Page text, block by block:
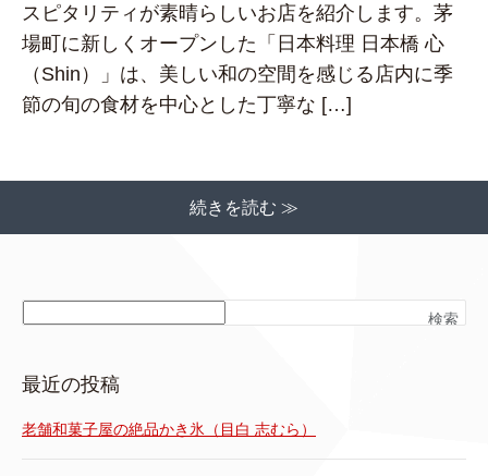
スピタリティが素晴らしいお店を紹介します。茅
場町に新しくオープンした「日本料理 日本橋 心
（Shin）」は、美しい和の空間を感じる店内に季
節の旬の食材を中心とした丁寧な […]
続きを読む ≫
検索
最近の投稿
老舗和菓子屋の絶品かき氷（目白 志むら）